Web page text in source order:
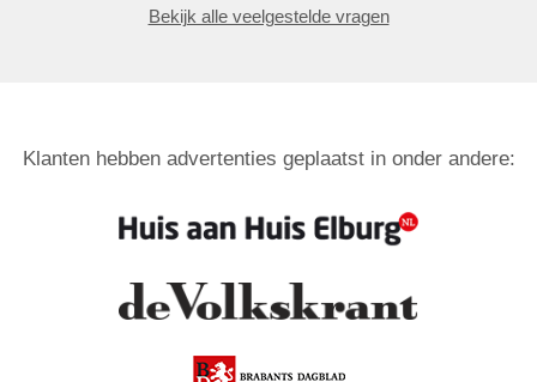
Bekijk alle veelgestelde vragen
Klanten hebben advertenties geplaatst in onder andere: